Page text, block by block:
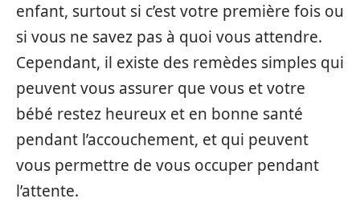
enfant, surtout si c’est votre première fois ou
si vous ne savez pas à quoi vous attendre.
Cependant, il existe des remèdes simples qui
peuvent vous assurer que vous et votre
bébé restez heureux et en bonne santé
pendant l’accouchement, et qui peuvent
vous permettre de vous occuper pendant
l’attente.